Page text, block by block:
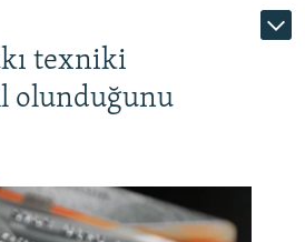
texniki
olunduğunu